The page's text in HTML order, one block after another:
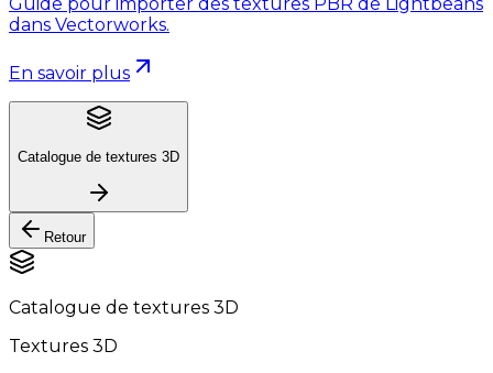
dans Vectorworks.
En savoir plus
Catalogue de textures 3D
Retour
Catalogue de textures 3D
Textures 3D